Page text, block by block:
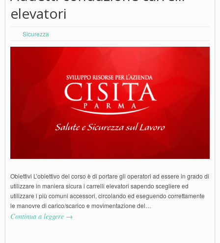
elevatori
Sicurezza
Obiettivi L’obiettivo del corso è di portare gli operatori ad essere in grado di
utilizzare in maniera sicura i carrelli elevatori sapendo scegliere ed
utilizzare i più comuni accessori, circolando ed eseguendo correttamente
le manovre di carico/scarico e movimentazione del…
Continua a leggere →